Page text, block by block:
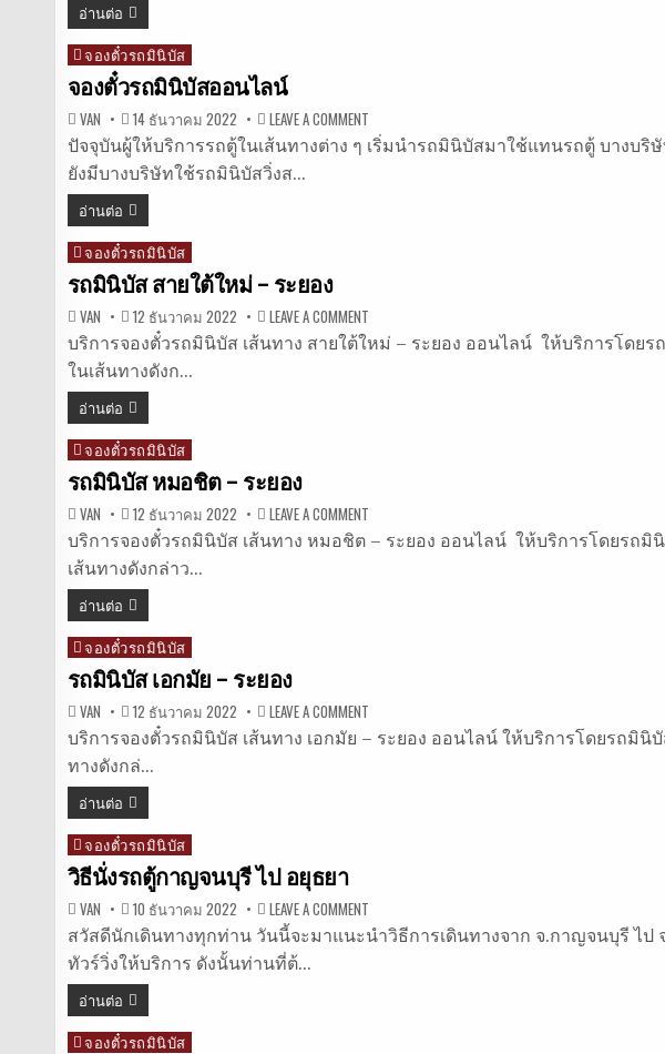
อ่านต่อ
Posted
in
จองตั๋วรถมินิบัส
จองตั๋วรถมินิบัสออนไลน์
VAN 14 ธันวาคม 2022 LEAVE A COMMENTON
จอง
ตั๋ว
ปัจจุบันผู้ให้บริการรถตู้ในเส้นทางต่าง ๆ เริ่มนำรถมินิบัสมาใช้แทนรถตู้ บางบ
ยังมีบางบริษัทใช้รถมินิบัสวิ่งส…
อ่านต่อ
Posted
in
จองตั๋วรถมินิบัส
รถมินิบัส สายใต้ใหม่ – ระยอง
VAN 12 ธันวาคม 2022 LEAVE A COMMENTON
มิ
บริการจองตั๋วรถมินิบัส เส้นทาง สายใต้ใหม่ – ระยอง ออนไลน์ ให้บริการโดยร
ในเส้นทางดังก…
อ่านต่อ
Posted
in
จองตั๋วรถมินิบัส
รถมินิบัส หมอชิต – ระยอง
VAN 12 ธันวาคม 2022 LEAVE A COMMENTON
มิ
บริการจองตั๋วรถมินิบัส เส้นทาง หมอชิต – ระยอง ออนไลน์ ให้บริการโดยรถมิ
เส้นทางดังกล่าว…
อ่านต่อ
Posted
in
จองตั๋วรถมินิบัส
รถมินิบัส เอกมัย – ระยอง
VAN 12 ธันวาคม 2022 LEAVE A COMMENTON
มิ
บริการจองตั๋วรถมินิบัส เส้นทาง เอกมัย – ระยอง ออนไลน์ ให้บริการโดยรถมินิ
ทางดังกล่…
อ่านต่อ
Posted
in
จองตั๋วรถมินิบัส
วิธีนั่งรถตู้กาญจนบุรี ไป อยุธยา
VAN 10 ธันวาคม 2022 LEAVE A COMMENTON
วิธี
นั่ง
สวัสดีนักเดินทางทุกท่าน วันนี้จะมาแนะนำวิธีการเดินทางจาก จ.กาญจนบุรี ไป
ทัวร์วิ่งให้บริการ ดังนั้นท่านที่ต้…
อ่านต่อ
Posted
จองตั๋วรถมินิบัส